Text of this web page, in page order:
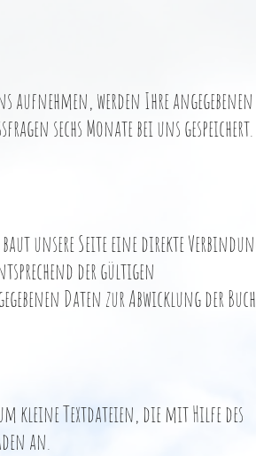
aufnehmen, werden Ihre angegebenen
sechs Monate bei uns gespeichert.
unsere Seite eine direkte
der gültigen
Daten zur Abwicklung der
kleine Textdateien, die mit Hilfe des
an.